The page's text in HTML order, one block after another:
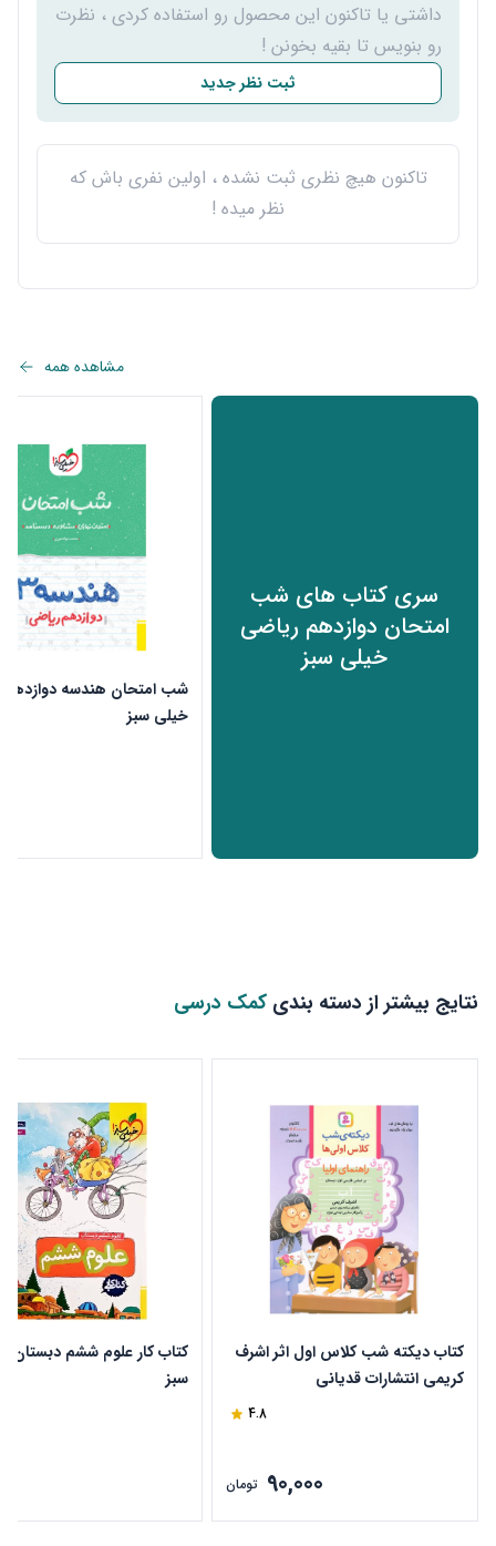
داشتی یا تاکنون این محصول رو استفاده کردی ، نظرت
رو بنویس تا بقیه بخونن !
ثبت نظر جدید
تاکنون هیچ نظری ثبت نشده ، اولین نفری باش که
نظر میده !
مشاهده همه
سری کتاب های شب
امتحان دوازدهم ریاضی
خیلی سبز
شب امتحان هندسه
خیلی سبز
نتایج بیشتر از دسته بندی کمک درسی
کتاب دیکته شب کلاس اول اثر اشرف
کریمی انتشارات قدیانی
4.8
90,000 تومان
کتاب کار علوم ششم دبستان
سبز